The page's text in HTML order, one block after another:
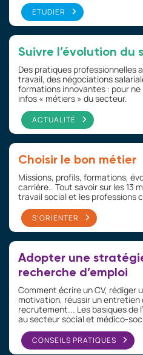
ETUDIER
Suivre l’évolution du
Des pratiques professionnelles
travail, des négociations
formations innovantes : pour
infos « métiers » du secteur.
ACTUALITÉ
Choisir le bon métier
Missions, profils, formations,
carrière.. Tout savoir sur les 13
travail social et les professions
S'ORIENTER
Adopter une
recherche d’emploi
Comment écrire un CV, rédiger
motivation, réussir un entretien
recrutement... Les basiques de
au secteur social et médico-
CONSEILS PRATIQUES